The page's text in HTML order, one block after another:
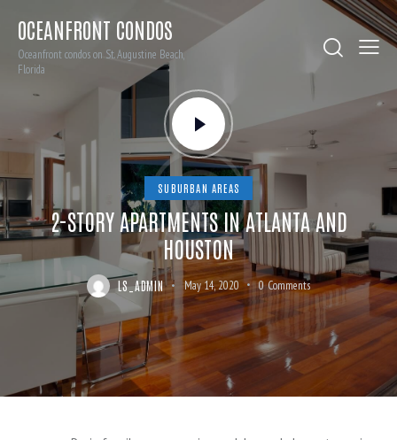
OCEANFRONT CONDOS
Oceanfront condos on St. Augustine Beach,
Florida
SUBURBAN AREAS
2-STORY APARTMENTS IN ATLANTA AND
HOUSTON
LS_ADMIN May 14, 2020 0 Comments